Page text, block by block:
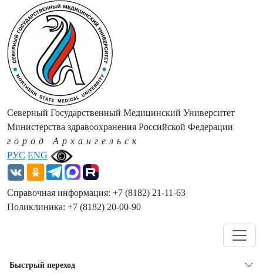
РУС ENG
Северный Государственный Медицинский Университет
Министерства здравоохранения Российской Федерации
город Архангельск
Справочная информация: +7 (8182) 21-11-63
Поликлиника: +7 (8182) 20-00-90
Быстрый переход